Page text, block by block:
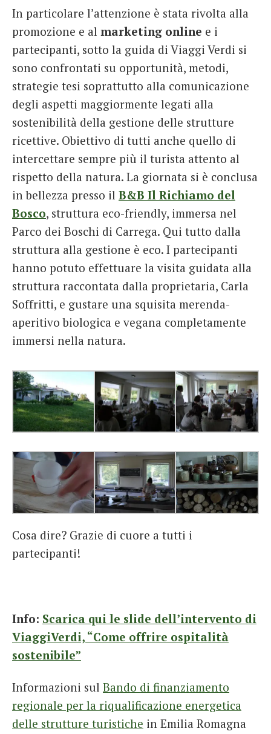
In particolare l’attenzione è stata rivolta alla
promozione e al marketing online e i
partecipanti, sotto la guida di Viaggi Verdi si
sono confrontati su opportunità, metodi,
strategie tesi soprattutto alla comunicazione
degli aspetti maggiormente legati alla
sostenibilità della gestione delle strutture
ricettive. Obiettivo di tutti anche quello di
intercettare sempre più il turista attento al
rispetto della natura. La giornata si è conclusa
in bellezza presso il B&B Il Richiamo del
Bosco, struttura eco-friendly, immersa nel
Parco dei Boschi di Carrega. Qui tutto dalla
struttura alla gestione è eco. I partecipanti
hanno potuto effettuare la visita guidata alla
struttura raccontata dalla proprietaria, Carla
Soffritti, e gustare una squisita merenda-
aperitivo biologica e vegana completamente
immersi nella natura.
Cosa dire? Grazie di cuore a tutti i
partecipanti!
Info: Scarica qui le slide dell’intervento di
ViaggiVerdi, “Come offrire ospitalità
sostenibile”
Informazioni sul Bando di finanziamento
regionale per la riqualificazione energetica
delle strutture turistiche in Emilia Romagna